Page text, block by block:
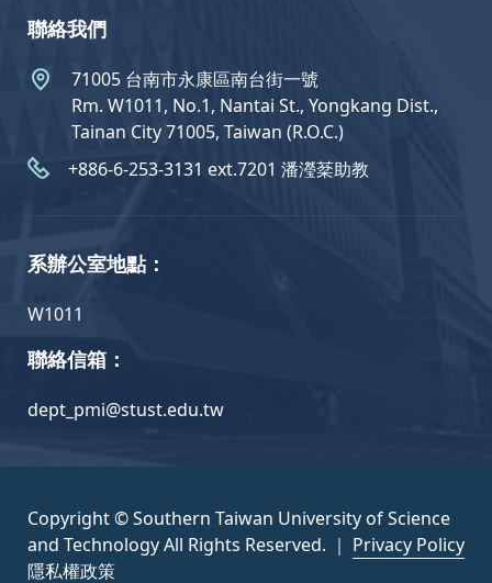
聯絡我們
71005 台南市永康區南台街一號
Rm. W1011, No.1, Nantai St., Yongkang Dist.,
Tainan City 71005, Taiwan (R.O.C.)
+886-6-253-3131 ext.7201 潘瀅棻助教
系辦公室地點：
W1011
聯絡信箱：
dept_pmi@stust.edu.tw
Copyright © Southern Taiwan University of Science
and Technology All Rights Reserved. ｜ Privacy Policy
隱私權政策